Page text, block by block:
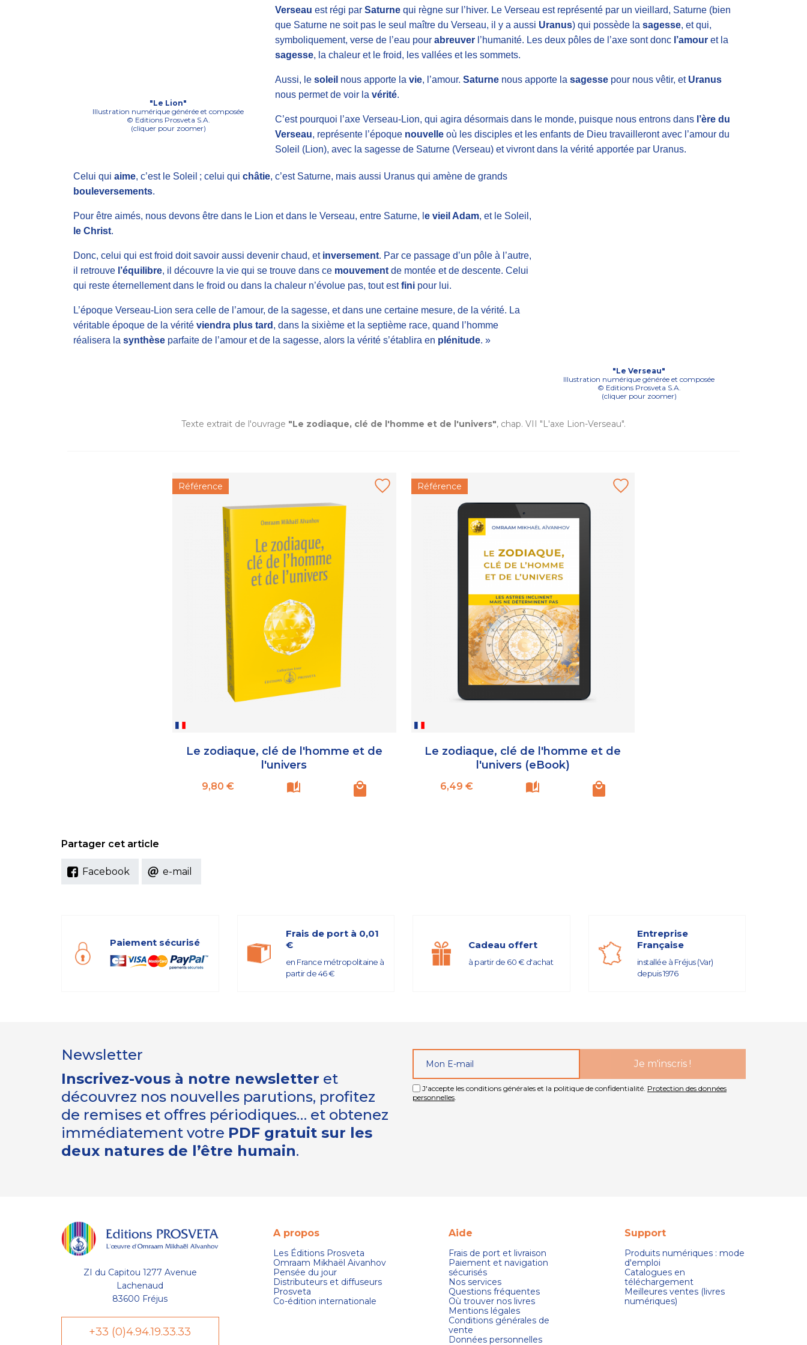
"Le Lion"
Illustration numérique générée et composée
© Editions Prosveta S.A.
(cliquer pour zoomer)
Verseau est régi par Saturne qui règne sur l’hiver. Le Verseau est représenté par un vieillard, Saturne (bien
que Saturne ne soit pas le seul maître du Verseau, il y a aussi Uranus) qui possède la sagesse, et qui,
symboliquement, verse de l’eau pour abreuver l’humanité. Les deux pôles de l’axe sont donc l’amour et la
sagesse, la chaleur et le froid, les vallées et les sommets.
Aussi, le soleil nous apporte la vie, l’amour. Saturne nous apporte la sagesse pour nous vêtir, et Uranus
nous permet de voir la vérité.
C’est pourquoi l’axe Verseau-Lion, qui agira désormais dans le monde, puisque nous entrons dans l’ère du
Verseau, représente l’époque nouvelle où les disciples et les enfants de Dieu travailleront avec l’amour du
Soleil (Lion), avec la sagesse de Saturne (Verseau) et vivront dans la vérité apportée par Uranus.
Celui qui aime, c’est le Soleil ; celui qui châtie, c’est Saturne, mais aussi Uranus qui amène de grands
bouleversements.
Pour être aimés, nous devons être dans le Lion et dans le Verseau, entre Saturne, l e vieil Adam, et le Soleil,
le Christ.
Donc, celui qui est froid doit savoir aussi devenir chaud, et inversement. Par ce passage d’un pôle à l’autre,
il retrouve l’équilibre, il découvre la vie qui se trouve dans ce mouvement de montée et de descente. Celui
qui reste éternellement dans le froid ou dans la chaleur n’évolue pas, tout estfini pour lui.
L’époque Verseau-Lion sera celle de l’amour, de la sagesse, et dans une certaine mesure, de la vérité. La
véritable époque de la vérité viendra plus tard , dans la sixième et la septième race, quand l’homme
réalisera la synthèse parfaite de l’amour et de la sagesse, alors la vérité s’établira en plénitude. »
"Le Verseau"
Illustration numérique générée et composée
© Editions Prosveta S.A.
(cliquer pour zoomer)
Texte extrait de l'ouvrage "Le zodiaque, clé de l'homme et de l'univers", chap. VII "L'axe Lion-Verseau".
Référence
Le zodiaque, clé de l'homme et de
l'univers
Prix
9,80 €
Référence
Le zodiaque, clé de l'homme et de
l'univers (eBook)
Prix
6,49 €
Partager cet article
Facebook e-mail
Paiement sécurisé
Frais de port à 0,01
€
en France métropolitaine à
partir de 46 €
Cadeau offert
à partir de 60 € d'achat
Entreprise
Française
installée à Fréjus (Var)
depuis 1976
Newsletter
Inscrivez-vous à notre newsletter et
découvrez nos nouvelles parutions, profitez
de remises et offres périodiques… et obtenez
immédiatement votre PDF gratuit sur les
deux natures de l’être humain.
J'accepte les conditions générales et la politique de confidentialité. Protection des données
personnelles
ZI du Capitou 1277 Avenue
Lachenaud
83600 Fréjus
+33 (0)4.94.19.33.33
A propos
Les Éditions Prosveta
Omraam Mikhaël Aivanhov
Pensée du jour
Distributeurs et diffuseurs
Prosveta
Co-édition internationale
Aide
Frais de port et livraison
Paiement et navigation
sécurisés
Nos services
Questions fréquentes
Où trouver nos livres
Mentions légales
Conditions générales de
vente
Données personnelles
Support
Produits numériques : mode
d'emploi
Catalogues en
téléchargement
Meilleures ventes (livres
numériques)